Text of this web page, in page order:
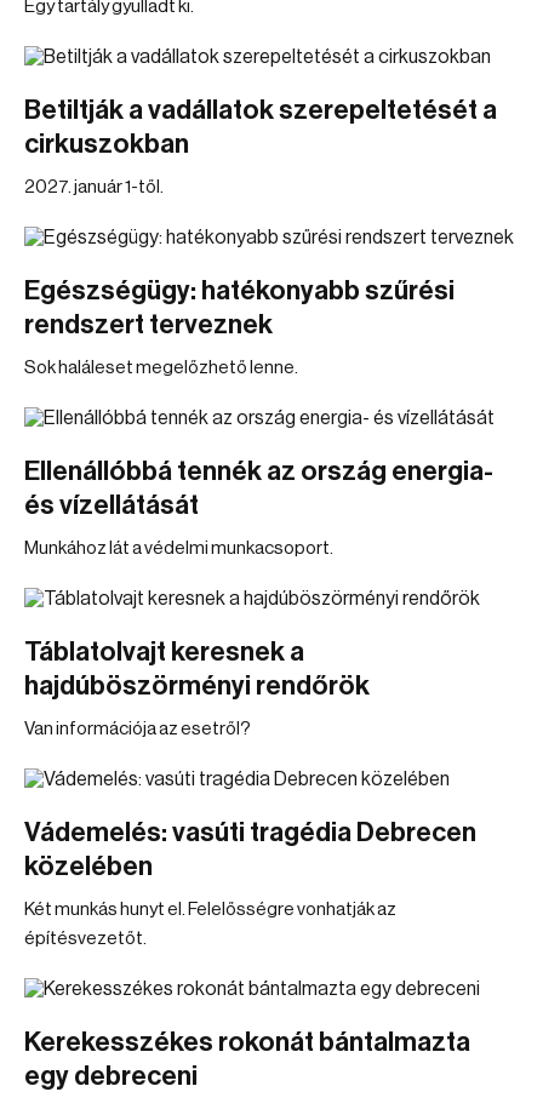
Egy tartály gyulladt ki.
Betiltják a vadállatok szerepeltetését a
cirkuszokban
2027. január 1-től.
Egészségügy: hatékonyabb szűrési
rendszert terveznek
Sok haláleset megelőzhető lenne.
Ellenállóbbá tennék az ország energia-
és vízellátását
Munkához lát a védelmi munkacsoport.
Táblatolvajt keresnek a
hajdúböszörményi rendőrök
Van információja az esetről?
Vádemelés: vasúti tragédia Debrecen
közelében
Két munkás hunyt el. Felelősségre vonhatják az
építésvezetőt.
Kerekesszékes rokonát bántalmazta
egy debreceni